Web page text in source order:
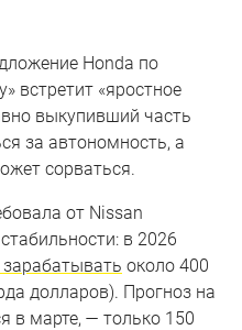
Honda по
встретит «яростное
выкупивший часть
за автономность, а
сорваться.
от Nissan
в 2026
зарабатывать около 400
долларов). Прогноз на
в марте, — только 150